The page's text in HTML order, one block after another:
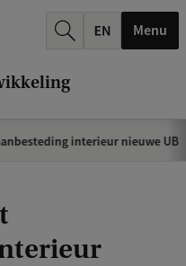
Menu
interieur nieuwe UB